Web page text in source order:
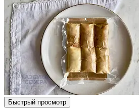
Быстрый просмотр